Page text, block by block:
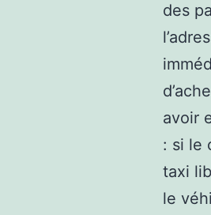
des
avoir
: si le
taxi
le